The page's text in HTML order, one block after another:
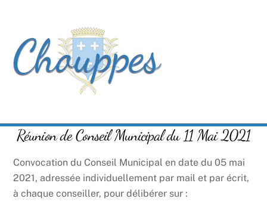
content
Réunion de Conseil Municipal du 11 Mai 2021
Convocation du Conseil Municipal en date du 05 mai
2021, adressée individuellement par mail et par écrit,
à chaque conseiller, pour délibérer sur :